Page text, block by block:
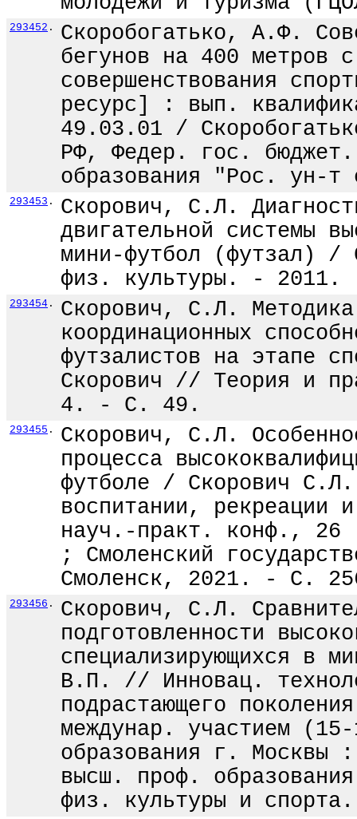
293452 .
Скоробогатько, А.Ф.
бегунов на 400 метров
совершенствования
ресурс] : вып.
49.03.01 /
РФ, Федер. гос. бюджет.
образования "Рос. ун-
293453 .
Скорович, С.Л.
двигательной системы
мини-футбол (футзал) /
физ. культуры. -
293454 .
Скорович, С.Л. Методика
координационных
футзалистов на этапе
Скорович // Теория и
4. - С. 49.
293455 .
Скорович, С.Л.
процесса
футболе / Скорович
воспитании, рекреации
науч.-практ. конф.,
; Смоленский
Смоленск, 2021. - С.
293456 .
Скорович, С.Л.
подготовленности
специализирующихся в
В.П. // Инновац.
подрастающего
междунар. участием
образования г. Москвы
высш. проф.
физ. культуры и